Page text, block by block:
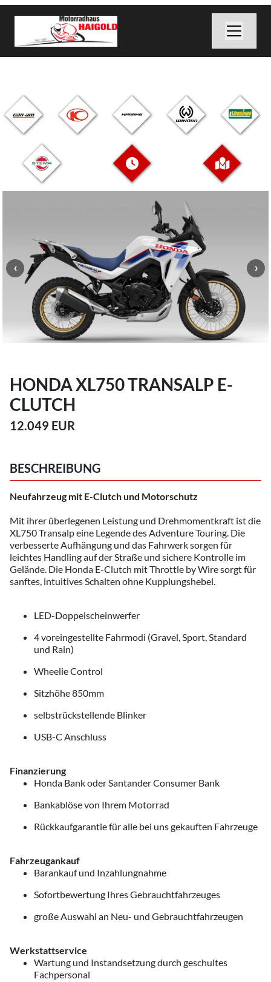
HONDA XL750 TRANSALP E-
CLUTCH
12.049 EUR
BESCHREIBUNG
Neufahrzeug mit E-Clutch und Motorschutz
Mit ihrer überlegenen Leistung und Drehmomentkraft ist die
XL750 Transalp eine Legende des Adventure Touring. Die
verbesserte Aufhängung und das Fahrwerk sorgen für
leichtes Handling auf der Straße und sichere Kontrolle im
Gelände. Die Honda E-Clutch mit Throttle by Wire sorgt für
sanftes, intuitives Schalten ohne Kupplungshebel.
LED-Doppelscheinwerfer
4 voreingestellte Fahrmodi (Gravel, Sport, Standard
und Rain)
Wheelie Control
Sitzhöhe 850mm
selbstrückstellende Blinker
USB-C Anschluss
Finanzierung
Honda Bank oder Santander Consumer Bank
Bankablöse von Ihrem Motorrad
Rückkaufgarantie für alle bei uns gekauften Fahrzeuge
Fahrzeugankauf
Barankauf und Inzahlungnahme
Sofortbewertung Ihres Gebrauchtfahrzeuges
große Auswahl an Neu- und Gebrauchtfahrzeugen
Werkstattservice
Wartung und Instandsetzung durch geschultes
Fachpersonal